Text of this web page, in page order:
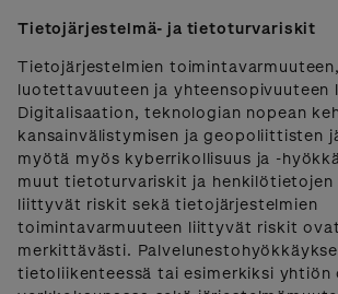
Tietojärjestelmä- ja tietoturvariskit
Tietojärjestelmien toimintavarmuuteen,
luotettavuuteen ja yhteensopivuuteen
Digitalisaation, teknologian nopean
kansainvälistymisen ja geopoliittisten
myötä myös kyberrikollisuus ja -
muut tietoturvariskit ja henkilötietojen
liittyvät riskit sekä tietojärjestelmien
toimintavarmuuteen liittyvät riskit
merkittävästi.
tietoliikenteessä tai esimerkiksi yhtiön